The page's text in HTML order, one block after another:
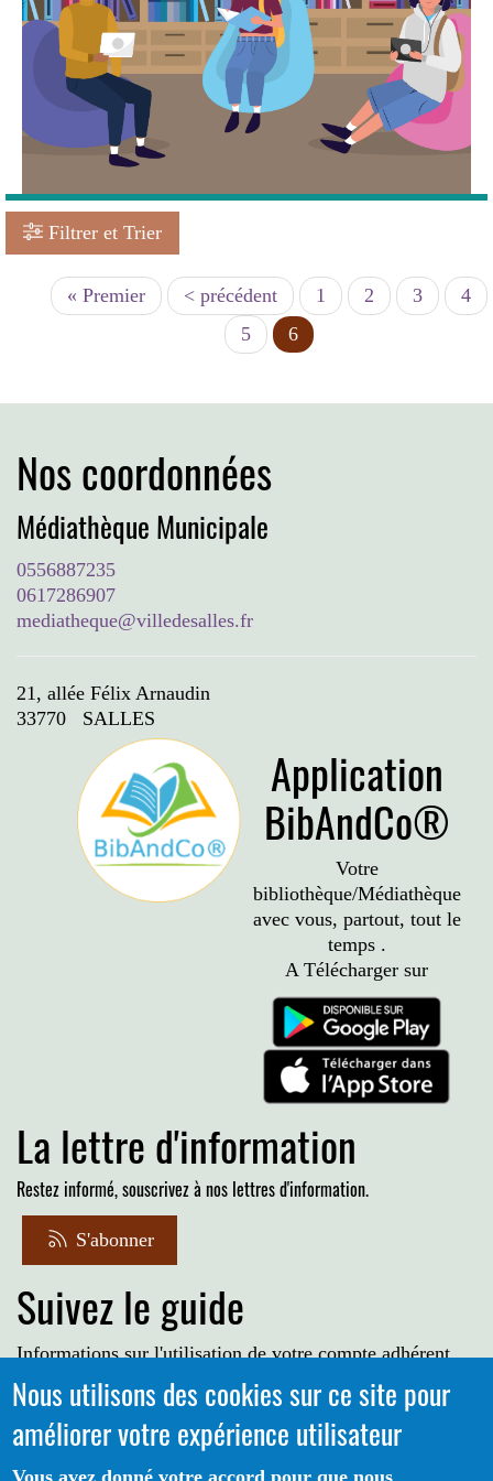
Filtrer et Trier
Première
page
« Premier
Page
précédente
< précédent Page
1 Page
2 Page
3
4
Page
5
Page
courante
6
Nos coordonnées
Médiathèque Municipale
0556887235
0617286907
mediatheque@villedesalles.fr
21, allée Félix Arnaudin
33770 SALLES
Application
BibAndCo®
Votre
bibliothèque/Médiathèque
avec vous, partout, tout le
temps .
A Télécharger sur
La lettre d'information
Restez informé, souscrivez à nos lettres d'information.
S'abonner
Suivez le guide
Informations sur l'utilisation de votre compte adhérent
Voir le guide
Nous utilisons des cookies sur ce site pour
améliorer votre expérience utilisateur
Vous avez donné votre accord pour que nous